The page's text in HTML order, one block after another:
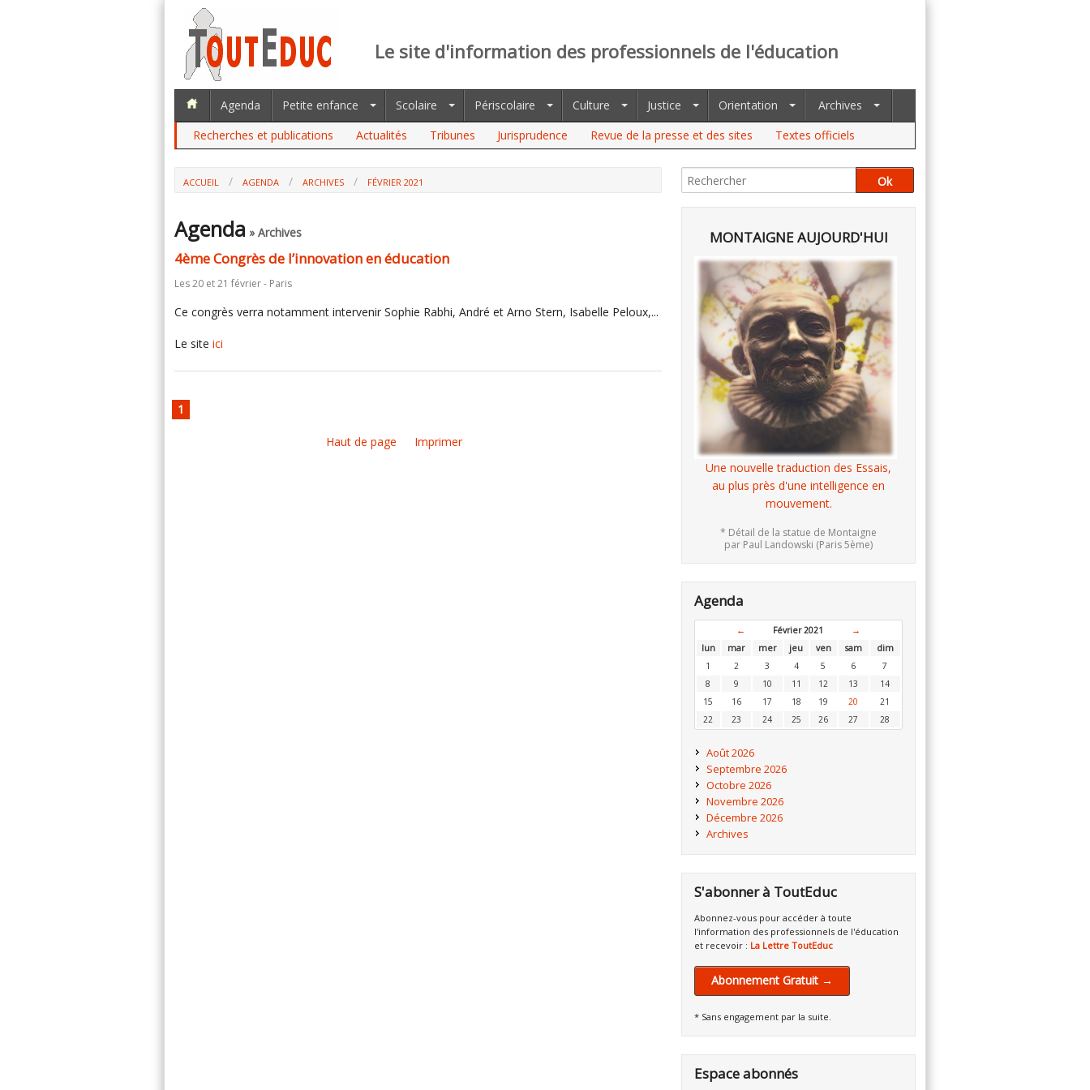
Le site d'information des professionnels de l'éducation
Agenda Petite enfance Scolaire Périscolaire Culture Justice Orientation
Archives
Recherches et publications
Actualités Tribunes Jurisprudence Revue de la presse et des sites Textes officiels
ACCUEIL AGENDA ARCHIVES FÉVRIER 2021
Agenda » Archives
4ème Congrès de l’innovation en éducation
Les 20 et 21 février - Paris
Ce congrès verra notamment intervenir Sophie Rabhi, André et Arno Stern, Isabelle Peloux,...
Le site ici
1
Haut de page Imprimer
MONTAIGNE AUJOURD'HUI
Une nouvelle traduction des Essais,
au plus près d'une intelligence en
mouvement.
* Détail de la statue de Montaigne
par Paul Landowski (Paris 5ème)
Agenda
← Février 2021
→
lun
mar mer jeu ven sam
dim
1
2 3 4 5 6
7
8
9 10 11 12 13
14
15
16 17 18 19 20
21
22
23 24 25 26 27 28
Août 2026
Septembre 2026
Octobre 2026
Novembre 2026
Décembre 2026
Archives
S'abonner à ToutEduc
Abonnez-vous pour accéder à toute
l'information des professionnels de l'éducation
et recevoir : La Lettre ToutEduc
Abonnement Gratuit →
* Sans engagement par la suite.
Espace abonnés